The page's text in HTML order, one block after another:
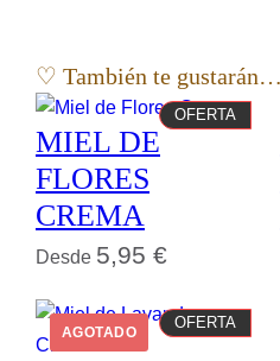
♡ También te gustarán…
OFERTA
MIEL DE
FLORES
CREMA
Desde 5,95 €
AGOTADO
OFERTA